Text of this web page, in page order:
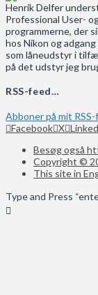
Henrik Delfer
Professional User-
programmerne, der
hos Nikon og
som låneudstyr i
på det udstyr jeg
RSS-feed…
Abboner på mit
Facebook X
Besøg også
Copyright ©
This site in
Type and Press